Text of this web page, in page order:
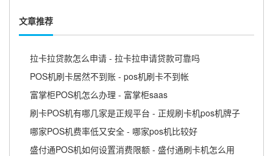
文章推荐
拉卡拉贷款怎么申请 - 拉卡拉申请贷款可靠吗
POS机刷卡居然不到账 - pos机刷卡不到帐
富掌柜POS机怎么办理 - 富掌柜saas
刷卡POS机有哪几家是正规平台 - 正规刷卡机pos机牌子
哪家POS机费率低又安全 - 哪家pos机比较好
盛付通POS机如何设置消费限额 - 盛付通刷卡机怎么用